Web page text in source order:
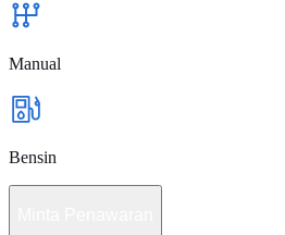
Manual
Bensin